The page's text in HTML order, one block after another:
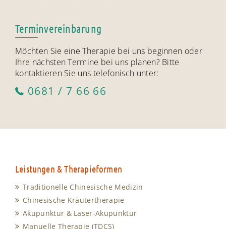
Terminvereinbarung
Möchten Sie eine Therapie bei uns beginnen oder
Ihre nächsten Termine bei uns planen? Bitte
kontaktieren Sie uns telefonisch unter:
0681 / 7 66 66
Leistungen & Therapieformen
Traditionelle Chinesische Medizin
Chinesische Kräutertherapie
Akupunktur & Laser-Akupunktur
Manuelle Therapie (TDCS)